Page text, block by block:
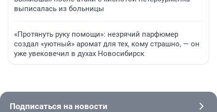
выписалась из больницы
«Протянуть руку помощи»: незрячий парфюмер
создал «уютный» аромат для тех, кому страшно, — он
уже увековечил в духах Новосибирск
Подписаться на новости